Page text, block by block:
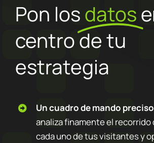
Pon losdatos
centro de tu
estrategia
Un cuadro de mando
analiza finamente el recorrido
cada uno de tus visitantes y